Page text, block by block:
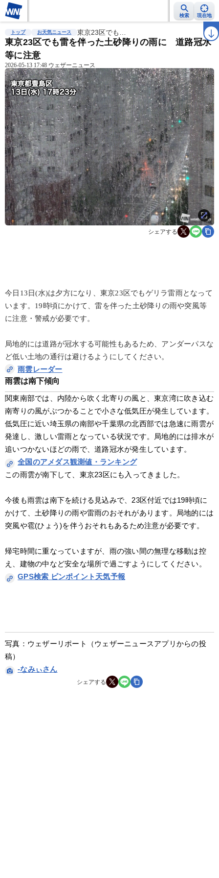
検索 現在地
雨雲レーダー 台風情報 地震情報 ラ
トップ お天気ニュース 東京23区でも…
東京23区でも雷を伴った土砂降りの雨に 道路冠水
等に注意
2026-05-13 17:48 ウェザーニュース
シェアする
今日13日(水)は夕方になり、東京23区でもゲリラ雷雨となって
います。19時頃にかけて、雷を伴った土砂降りの雨や突風等
に注意・警戒が必要です。
局地的には道路が冠水する可能性もあるため、アンダーパスな
ど低い土地の通行は避けるようにしてください。
雨雲レーダー
雨雲は南下傾向
関東南部では、内陸から吹く北寄りの風と、東京湾に吹き込む
南寄りの風がぶつかることで小さな低気圧が発生しています。
低気圧に近い埼玉県の南部や千葉県の北西部では急速に雨雲が
発達し、激しい雷雨となっている状況です。局地的には排水が
追いつかないほどの雨で、道路冠水が発生しています。
全国のアメダス観測値・ランキング
この雨雲が南下して、東京23区にも入ってきました。
今後も雨雲は南下を続ける見込みで、23区付近では19時頃に
かけて、土砂降りの雨や雷雨のおそれがあります。局地的には
突風や雹(ひょう)を伴うおそれもあるため注意が必要です。
帰宅時間に重なっていますが、雨の強い間の無理な移動は控
え、建物の中など安全な場所で過ごすようにしてください。
GPS検索 ピンポイント天気予報
写真：ウェザーリポート（ウェザーニュースアプリからの投
稿）
-なみぃさん
シェアする